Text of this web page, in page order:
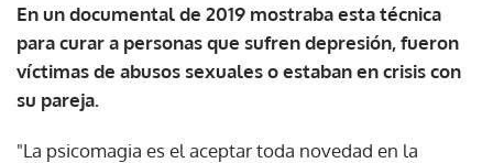
En un documental de 2019 mostraba esta técnica
para curar a personas que sufren depresión, fueron
víctimas de abusos sexuales o estaban en crisis con
su pareja.
"La psicomagia es el aceptar toda novedad en la